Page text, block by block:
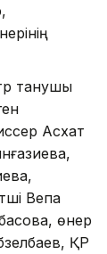
танушы
Асхат
Вепа
өнер
ҚР